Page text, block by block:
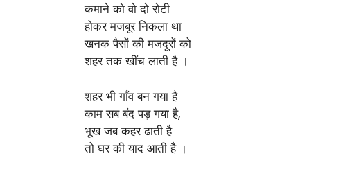
कमाने को वो दो रोटी
होकर मजबूर निकला था
खनक पैसों की मजदूरों को
शहर तक खींच लाती है ।
शहर भी गाँव बन गया है
काम सब बंद पड़ गया है,
भूख जब कहर ढाती है
तो घर की याद आती है ।